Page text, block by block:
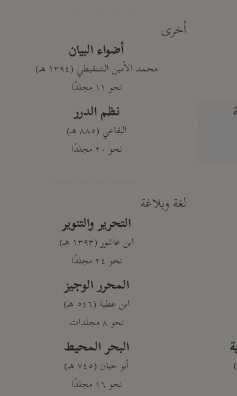
أخرى
أضواء البيان
محمد الأمين الشنقيطي (١٣٩٤ هـ)
نحو ١١ مجلدًا
نظم الدرر
البقاعي (٨٨٥ هـ)
نحو ٢٠ مجلدًا
لغة وبلاغة
التحرير والتنوير
ابن عاشور (١٣٩٣ هـ)
نحو ٢٤ مجلدًا
المحرر الوجيز
ابن عطية (٥٤٦ هـ)
نحو ٨ مجلدات
البحر المحيط
أبو حيان (٧٤٥ هـ)
نحو ١٦ مجلدًا